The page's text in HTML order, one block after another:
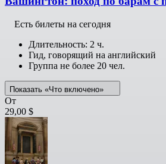
Есть билеты на сегодня
Длительность: 2 ч.
Гид, говорящий на английский
Группа не более 20 чел.
Показать «Что включено»
От
29,00 $